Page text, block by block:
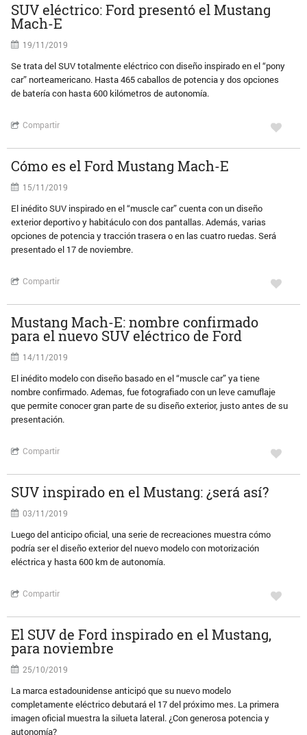
SUV eléctrico: Ford presentó el Mustang
Mach-E
19/11/2019
Se trata del SUV totalmente eléctrico con diseño inspirado en el “pony
car” norteamericano. Hasta 465 caballos de potencia y dos opciones
de batería con hasta 600 kilómetros de autonomía.
Compartir
Cómo es el Ford Mustang Mach-E
15/11/2019
El inédito SUV inspirado en el “muscle car” cuenta con un diseño
exterior deportivo y habitáculo con dos pantallas. Además, varias
opciones de potencia y tracción trasera o en las cuatro ruedas. Será
presentado el 17 de noviembre.
Compartir
Mustang Mach-E: nombre confirmado
para el nuevo SUV eléctrico de Ford
14/11/2019
El inédito modelo con diseño basado en el “muscle car” ya tiene
nombre confirmado. Ademas, fue fotografiado con un leve camuflaje
que permite conocer gran parte de su diseño exterior, justo antes de su
presentación.
Compartir
SUV inspirado en el Mustang: ¿será así?
03/11/2019
Luego del anticipo oficial, una serie de recreaciones muestra cómo
podría ser el diseño exterior del nuevo modelo con motorización
eléctrica y hasta 600 km de autonomía.
Compartir
El SUV de Ford inspirado en el Mustang,
para noviembre
25/10/2019
La marca estadounidense anticipó que su nuevo modelo
completamente eléctrico debutará el 17 del próximo mes. La primera
imagen oficial muestra la silueta lateral. ¿Con generosa potencia y
autonomía?